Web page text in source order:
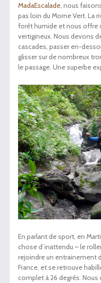
MadaEscalade , nous
pas loin du Morne Vert. La
forêt humide et nous offre
vertigineux. Nous devons
cascades, passer en-
glisser sur de nombreux
le passage. Une superbe
En parlant de sport, en
chose d’inattendu – le
rejoindre un entrainement
France, et se retrouve
complet à 26 degrés.